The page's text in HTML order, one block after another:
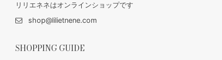
リリエネネはオンラインショップです
shop@lilietnene.com
SHOPPING GUIDE